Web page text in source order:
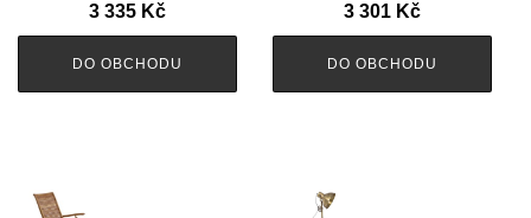
3 335 Kč
DO OBCHODU
3 301 Kč
DO OBCHODU